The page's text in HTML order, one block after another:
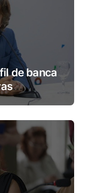
de banca
y